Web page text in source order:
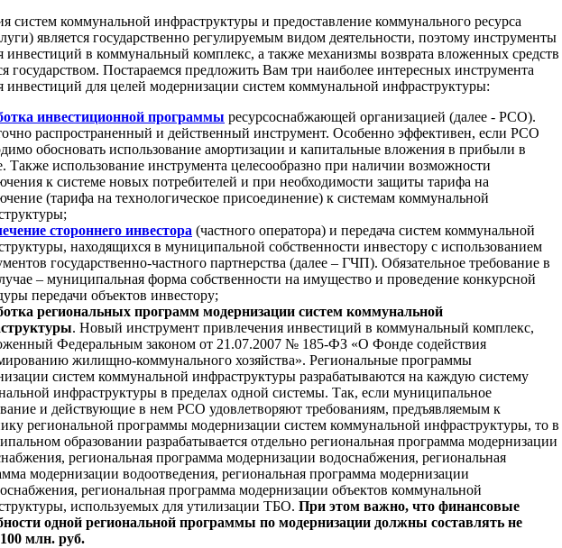
систем коммунальной инфраструктуры и предоставление коммунального ресурса
является государственно регулируемым видом деятельности, поэтому инструменты
инвестиций в коммунальный комплекс, а также механизмы возврата вложенных средств
государством. Постараемся предложить Вам три наиболее интересных инструмента
инвестиций для целей модернизации систем коммунальной инфраструктуры:
инвестиционной программы ресурсоснабжающей организацией (далее - РСО).
распространенный и действенный инструмент. Особенно эффективен, если РСО
обосновать использование амортизации и капитальные вложения в прибыли в
Также использование инструмента целесообразно при наличии возможности
к системе новых потребителей и при необходимости защиты тарифа на
(тарифа на технологическое присоединение) к системам коммунальной
стороннего инвестора (частного оператора) и передача систем коммунальной
находящихся в муниципальной собственности инвестору с использованием
государственно-частного партнерства (далее – ГЧП). Обязательное требование в
– муниципальная форма собственности на имущество и проведение конкурсной
передачи объектов инвестору;
региональных программ модернизации систем коммунальной
. Новый инструмент привлечения инвестиций в коммунальный комплекс,
Федеральным законом от 21.07.2007 № 185-ФЗ «О Фонде содействия
жилищно-коммунального хозяйства». Региональные программы
систем коммунальной инфраструктуры разрабатываются на каждую систему
инфраструктуры в пределах одной системы. Так, если муниципальное
и действующие в нем РСО удовлетворяют требованиям, предъявляемым к
региональной программы модернизации систем коммунальной инфраструктуры, то в
образовании разрабатывается отдельно региональная программа модернизации
региональная программа модернизации водоснабжения, региональная
модернизации водоотведения, региональная программа модернизации
региональная программа модернизации объектов коммунальной
используемых для утилизации ТБО. При этом важно, что финансовые
одной региональной программы по модернизации должны составлять не
млн. руб.